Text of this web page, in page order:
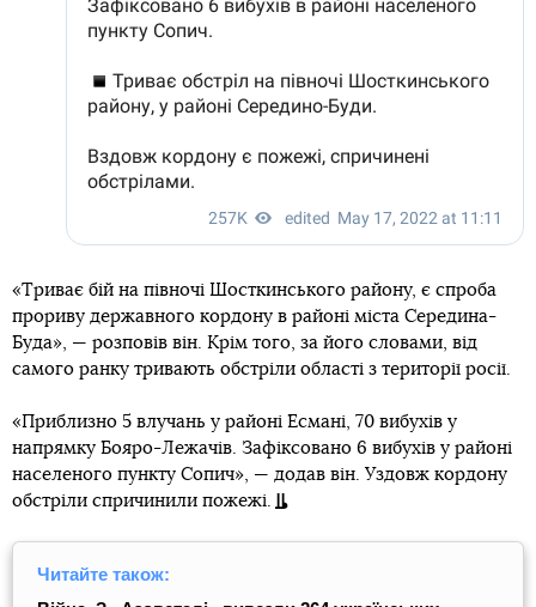
«Триває бій на півночі Шосткинського району, є спроба
прориву державного кордону в районі міста Середина-
Буда», — розповів він. Крім того, за його словами, від
самого ранку тривають обстріли області з території росії.
«Приблизно 5 влучань у районі Есмані, 70 вибухів у
напрямку Бояро-Лежачів. Зафіксовано 6 вибухів у районі
населеного пункту Сопич», — додав він. Уздовж кордону
обстріли спричинили пожежі.
Читайте також: